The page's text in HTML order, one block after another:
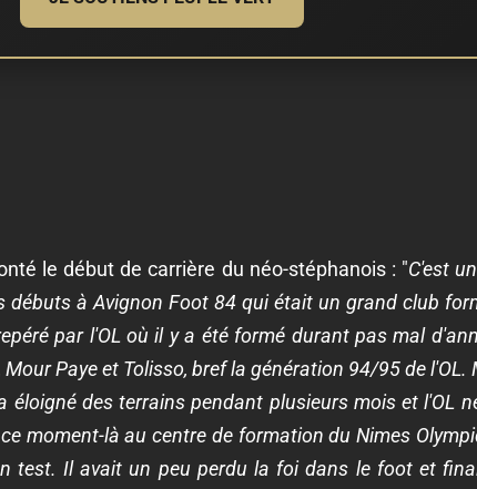
le début de carrière du néo-stéphanois : "C'est
débuts à Avignon Foot 84 qui était un grand club
par l'OL où il y a été formé durant pas mal
Paye et Tolisso, bref la génération 94/95 de l'OL.
des terrains pendant plusieurs mois et l'OL
moment-là au centre de formation du Nimes
test. Il avait un peu perdu la foi dans le foot et